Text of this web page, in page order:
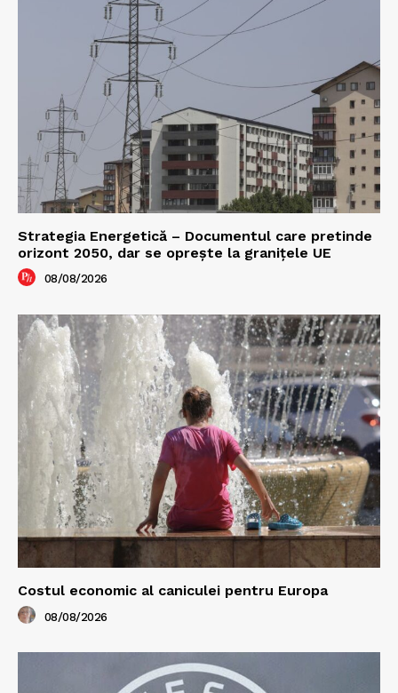
Strategia Energetică – Documentul care pretinde
orizont 2050, dar se oprește la granițele UE
08/08/2026
Costul economic al caniculei pentru Europa
08/08/2026